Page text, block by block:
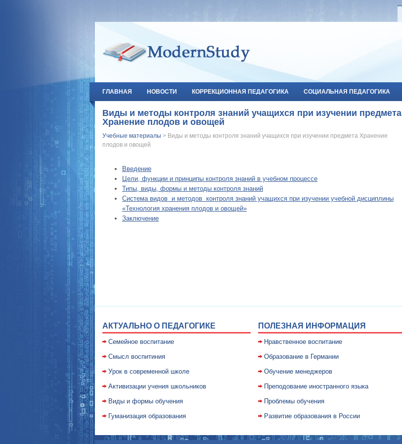
ГЛАВНАЯ НОВОСТИ КОРРЕКЦИОННАЯ ПЕДАГОГИКА СОЦИАЛЬНАЯ ПЕДАГОГИКА
Виды и методы контроля знаний учащихся при изучении предмета
Хранение плодов и овощей
Учебные материалы > Виды и методы контроля знаний учащихся при изучении предмета Хранение
плодов и овощей
Введение
Цели, функции и принципы контроля знаний в учебном процессе
Типы, виды, формы и методы контроля знаний
Система видов и методов контроля знаний учащихся при изучении учебной дисциплины
«Технология хранения плодов и овощей»
Заключение
АКТУАЛЬНО О ПЕДАГОГИКЕ
Семейное воспитание
Смысл воспитиния
Уpок в совpеменной школе
Активизации учения школьников
Виды и формы обучения
Гуманизация образования
ПОЛЕЗНАЯ ИНФОРМАЦИЯ
Нравственное воспитание
Образование в Германии
Обучение менеджеров
Преподование иностранного языка
Проблемы обучения
Развитие образования в России